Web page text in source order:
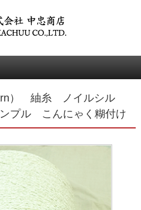
） 紬糸 ノイルシル
ル こんにゃく糊付け